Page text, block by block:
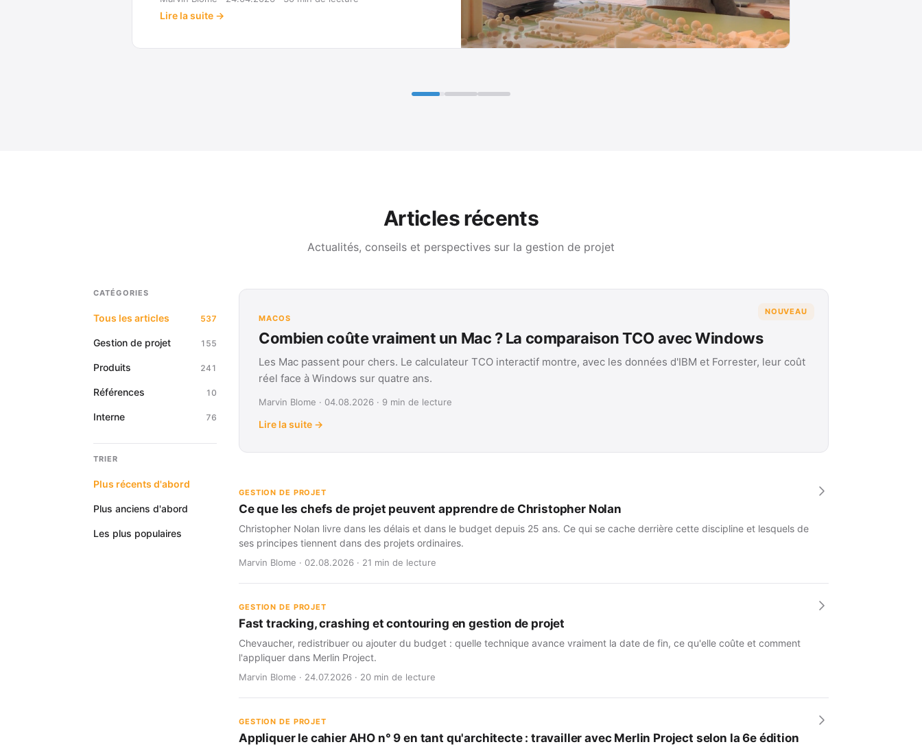
Lire la suite →
Articles récents
Actualités, conseils et perspectives sur la gestion de projet
CATÉGORIES
Tous les articles 537
Gestion de projet 155
Produits 241
Références 10
Interne 76
TRIER
Plus récents d'abord
Plus anciens d'abord
Les plus populaires
NOUVEAU
MACOS
Combien coûte vraiment un Mac ? La comparaison TCO avec Windows
Les Mac passent pour chers. Le calculateur TCO interactif montre, avec les données d'IBM et Forrester, leur coût
réel face à Windows sur quatre ans.
Marvin Blome · 04.08.2026 · 9 min de lecture
Lire la suite →
GESTION DE PROJET
Ce que les chefs de projet peuvent apprendre de Christopher Nolan
Christopher Nolan livre dans les délais et dans le budget depuis 25 ans. Ce qui se cache derrière cette discipline et lesquels de
ses principes tiennent dans des projets ordinaires.
Marvin Blome · 02.08.2026 · 21 min de lecture
GESTION DE PROJET
Fast tracking, crashing et contouring en gestion de projet
Chevaucher, redistribuer ou ajouter du budget : quelle technique avance vraiment la date de fin, ce qu'elle coûte et comment
l'appliquer dans Merlin Project.
Marvin Blome · 24.07.2026 · 20 min de lecture
GESTION DE PROJET
Appliquer le cahier AHO n° 9 en tant qu'architecte : travailler avec Merlin Project selon la 6e édition